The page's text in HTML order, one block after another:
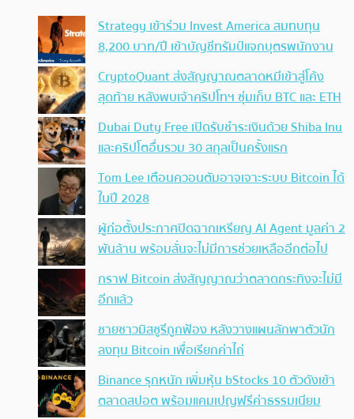
Strategy เข้าร่วม Invest America สมทบทุน
8,200 บาท/ปี เข้าบัญชีทรัมป์แจกบุตรพนักงาน
CryptoQuant ส่งสัญญาณตลาดหมีเข้าสู่โค้ง
สุดท้าย หลังพบเจ้าคริปโทฯ ซุ่มเก็บ BTC และ ETH
Dubai Duty Free เปิดรับชำระเงินด้วย Shiba Inu
และคริปโตอื่นรวม 30 สกุลเป็นครั้งแรก
Tom Lee เตือนควอนตัมอาจเจาะระบบ Bitcoin ได้
ในปี 2028
ผู้ก่อตั้งประกาศปิดฉากเหรียญ AI Agent มูลค่า 2
พันล้าน พร้อมลั่นจะไม่มีการช่วยเหลืออีกต่อไป
กราฟ Bitcoin ส่งสัญญาณว่าตลาดกระทิงจะไม่มี
อีกแล้ว
ชายชาวมิสซูรีถูกฟ้อง หลังวางแผนลักพาตัวนัก
ลงทุน Bitcoin เพื่อเรียกค่าไถ่
Binance รุกหนัก เพิ่มหุ้น bStocks 10 ตัวดังเข้า
ตลาดสปอต พร้อมแคมเปญฟรีค่าธรรมเนียม